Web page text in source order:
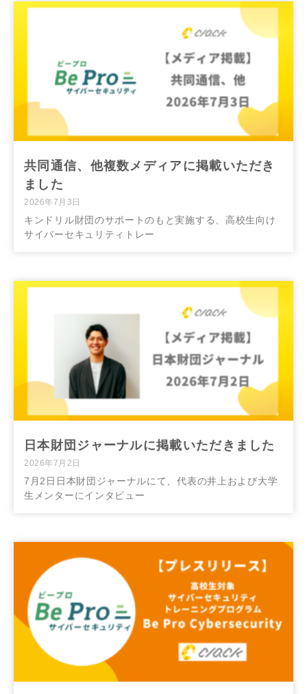
共同通信、他複数メディアに掲載いただき
ました
2026年7月3日
キンドリル財団のサポートのもと実施する、高校生向け
サイバーセキュリティトレー
日本財団ジャーナルに掲載いただきました
2026年7月2日
7月2日日本財団ジャーナルにて、代表の井上および大学
生メンターにインタビュー